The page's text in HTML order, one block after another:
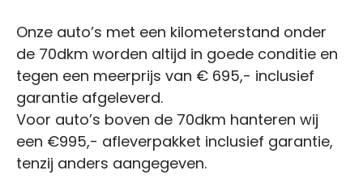
Onze auto’s met een kilometerstand onder
de 70dkm worden altijd in goede conditie en
tegen een meerprijs van € 695,- inclusief
garantie afgeleverd.
Voor auto’s boven de 70dkm hanteren wij
een €995,- afleverpakket inclusief garantie,
tenzij anders aangegeven.